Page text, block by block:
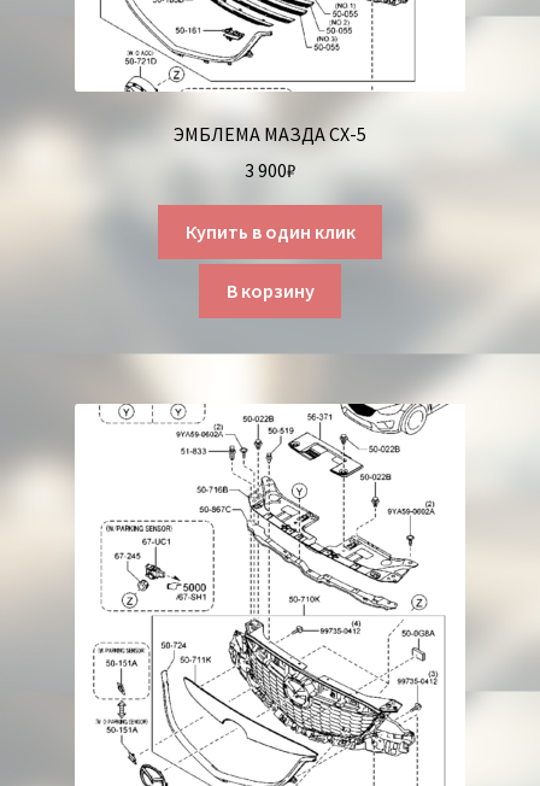
ЭМБЛЕМА МАЗДА СХ-5
3 900₽
Купить в один клик
В корзину